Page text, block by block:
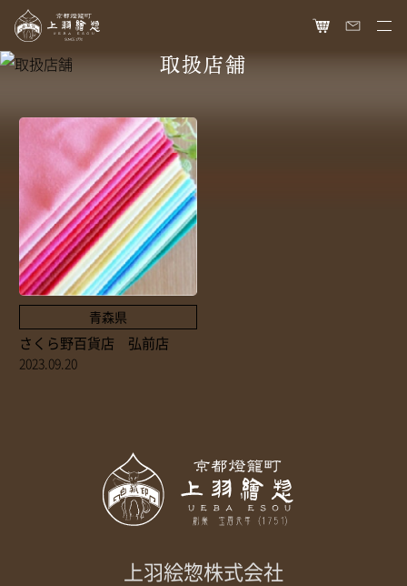
HOME
オンラインショップ
商品ラインナップ
胡粉ネイル
絵具
胡粉コスメ
京花舞
胡粉石鹸
瑞々
お知らせ
最新情報
メディア掲載
読み物
ねいる図案帖
日本画作品帖
白狐通信
上羽絵惣について
会社概要
想い
お問い合わせ
カタログ請求
取扱店舗
青森県
さくら野百貨店 弘前店
2023.09.20
上羽絵惣株式会社